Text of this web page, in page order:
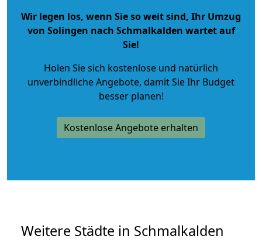
Wir legen los, wenn Sie so weit sind, Ihr Umzug
von Solingen nach Schmalkalden wartet auf
Sie!
Holen Sie sich kostenlose und natürlich
unverbindliche Angebote, damit Sie Ihr Budget
besser planen!
Kostenlose Angebote erhalten
Weitere Städte in Schmalkalden